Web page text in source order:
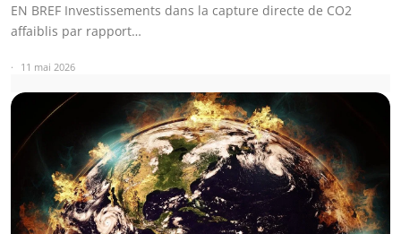
EN BREF Investissements dans la capture directe de CO2
affaiblis par rapport…
11 mai 2026